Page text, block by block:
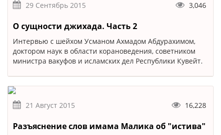
29 Сентябрь 2015 3,046
О сущности джихада. Часть 2
Интервью с шейхом Усманом Ахмадом Абдурахимом,
доктором наук в области корановедения, советником
министра вакуфов и исламских дел Республики Кувейт.
21 Август 2015 16,228
Разъяснение слов имама Малика об "истива"